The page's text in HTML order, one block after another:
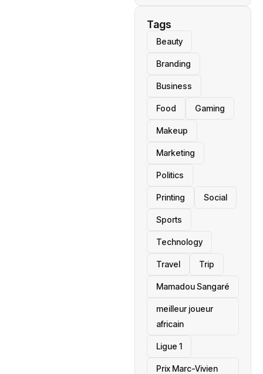
Tags
Beauty
Branding
Business
Food Gaming
Makeup
Marketing
Politics
Printing Social
Sports
Technology
Travel Trip
Mamadou Sangaré
meilleur joueur
africain
Ligue 1
Prix Marc-Vivien